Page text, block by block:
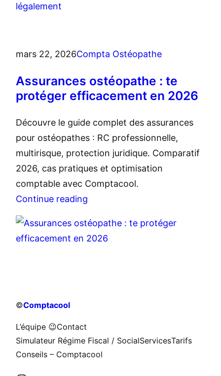
mars 22, 2026Compta Ostéopathe
Assurances ostéopathe : te
protéger efficacement en 2026
Découvre le guide complet des assurances
pour ostéopathes : RC professionnelle,
multirisque, protection juridique. Comparatif
2026, cas pratiques et optimisation
comptable avec Comptacool.
Continue reading
©Comptacool
L’équipe 😉Contact
Simulateur Régime Fiscal / SocialServicesTarifs
Conseils – Comptacool